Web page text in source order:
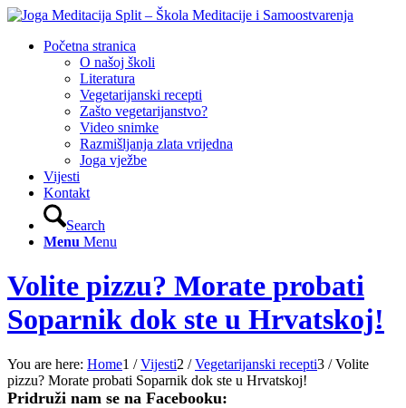
Početna stranica
O našoj školi
Literatura
Vegetarijanski recepti
Zašto vegetarijanstvo?
Video snimke
Razmišljanja zlata vrijedna
Joga vježbe
Vijesti
Kontakt
Search
Menu Menu
Volite pizzu? Morate probati
Soparnik dok ste u Hrvatskoj!
You are here: Home1 / Vijesti2 / Vegetarijanski recepti3 / Volite
pizzu? Morate probati Soparnik dok ste u Hrvatskoj!
Pridruži nam se na Facebooku: